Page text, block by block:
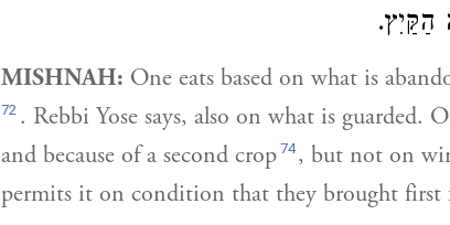
הַקַּיִץ.
MISHNAH: One eats based on what is
72 . Rebbi Yose says, also on what is guarded.
and because of a second crop74, but not on
permits it on condition that they brought first